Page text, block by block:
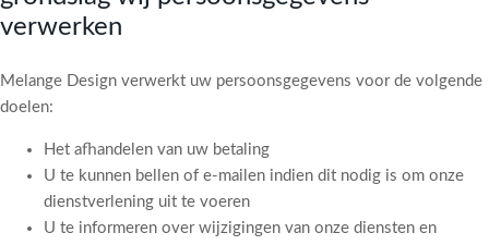
verwerken
Melange Design verwerkt uw persoonsgegevens voor de volgende
doelen:
Het afhandelen van uw betaling
U te kunnen bellen of e-mailen indien dit nodig is om onze
dienstverlening uit te voeren
U te informeren over wijzigingen van onze diensten en